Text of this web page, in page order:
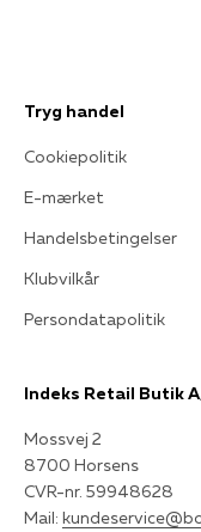
Tryg handel
Cookiepolitik
E-mærket
Handelsbetingelser
Klubvilkår
Persondatapolitik
Indeks Retail Butik
Mossvej 2
8700 Horsens
CVR-nr. 59948628
Mail: